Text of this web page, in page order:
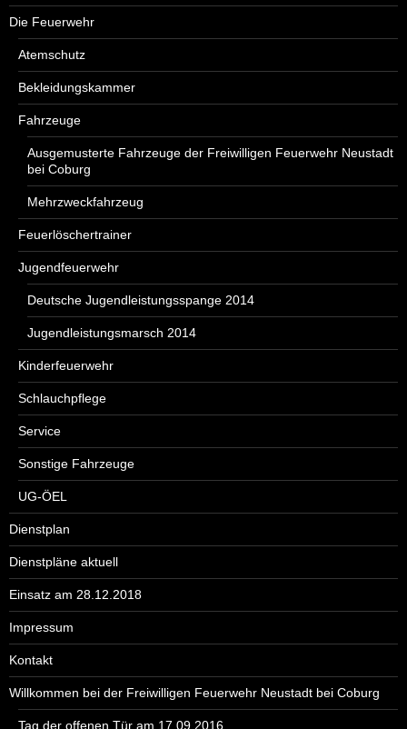
Die Feuerwehr
Atemschutz
Bekleidungskammer
Fahrzeuge
Ausgemusterte Fahrzeuge der Freiwilligen Feuerwehr Neustadt
bei Coburg
Mehrzweckfahrzeug
Feuerlöschertrainer
Jugendfeuerwehr
Deutsche Jugendleistungsspange 2014
Jugendleistungsmarsch 2014
Kinderfeuerwehr
Schlauchpflege
Service
Sonstige Fahrzeuge
UG-ÖEL
Dienstplan
Dienstpläne aktuell
Einsatz am 28.12.2018
Impressum
Kontakt
Willkommen bei der Freiwilligen Feuerwehr Neustadt bei Coburg
Tag der offenen Tür am 17.09.2016